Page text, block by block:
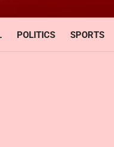
POLITICS SPORTS